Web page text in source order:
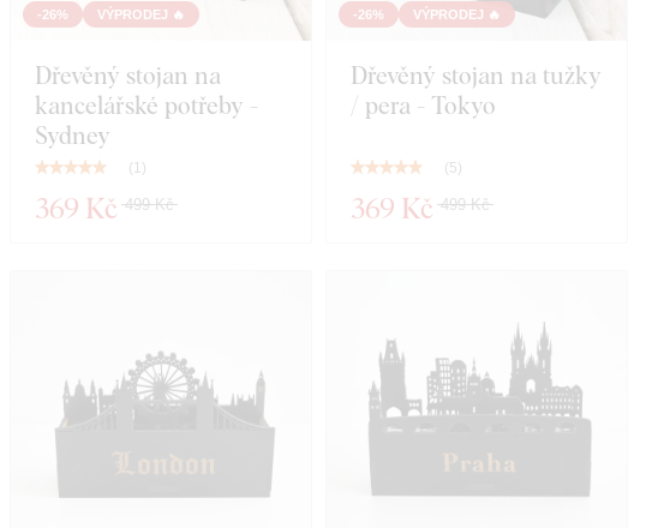
-26% VÝPRODEJ 🔥
Dřevěný stojan na
kancelářské potřeby -
Sydney
(1)
369 Kč 499 Kč
-26% VÝPRODEJ 🔥
Dřevěný stojan na tužky
/ pera - Tokyo
(5)
369 Kč 499 Kč